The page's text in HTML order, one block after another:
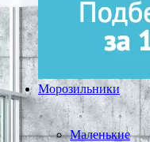
Морозильники
Маленькие